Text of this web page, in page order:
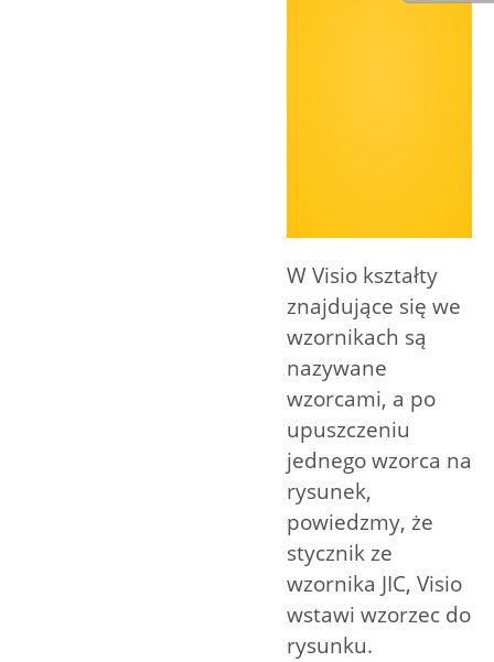
W Visio kształty
znajdujące się we
wzornikach są
nazywane
wzorcami, a po
upuszczeniu
jednego wzorca na
rysunek,
powiedzmy, że
stycznik ze
wzornika JIC, Visio
wstawi wzorzec do
rysunku.